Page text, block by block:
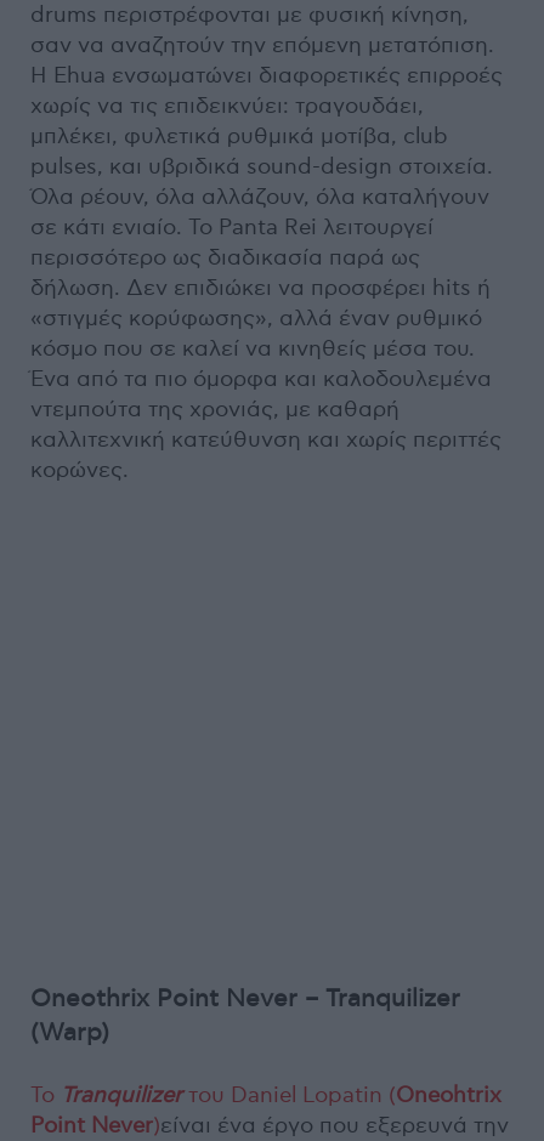
drums περιστρέφονται με φυσική κίνηση,
σαν να αναζητούν την επόμενη μετατόπιση.
Η Ehua ενσωματώνει διαφορετικές επιρροές
χωρίς να τις επιδεικνύει: τραγουδάει,
μπλέκει, φυλετικά ρυθμικά μοτίβα, club
pulses, και υβριδικά sound-design στοιχεία.
Όλα ρέουν, όλα αλλάζουν, όλα καταλήγουν
σε κάτι ενιαίο. Το Panta Rei λειτουργεί
περισσότερο ως διαδικασία παρά ως
δήλωση. Δεν επιδιώκει να προσφέρει hits ή
«στιγμές κορύφωσης», αλλά έναν ρυθμικό
κόσμο που σε καλεί να κινηθείς μέσα του.
Ένα από τα πιο όμορφα και καλοδουλεμένα
ντεμπούτα της χρονιάς, με καθαρή
καλλιτεχνική κατεύθυνση και χωρίς περιττές
κορώνες.
Oneothrix Point Never – Tranquilizer
(Warp)
Το Tranquilizerτου Daniel Lopatin (Oneohtrix
Point Never)είναι ένα έργο που εξερευνά την